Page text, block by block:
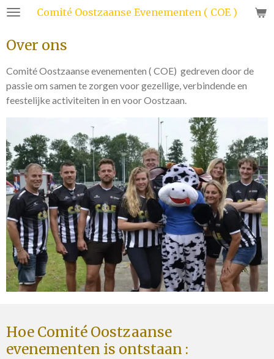
Ga
naar
hoofdinhoud
Comité Oostzaanse Evenementen ( COE )
Over ons
Comité Oostzaanse evenementen ( COE) gedreven door de
passie om samen te zorgen voor gezellige, verbindende en
feestelijke activiteiten in en voor Oostzaan.
Hoe Comité Oostzaanse
evenementen is ontstaan :